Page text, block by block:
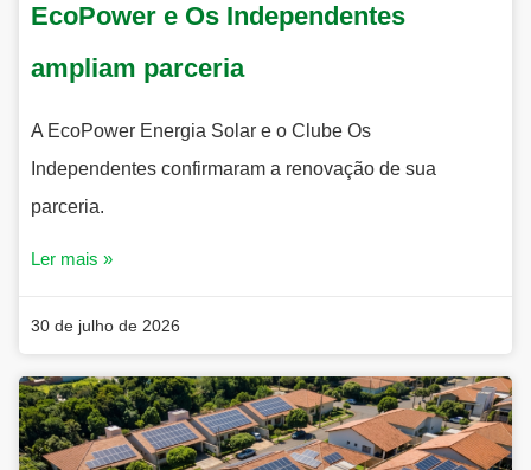
EcoPower e Os Independentes
ampliam parceria
A EcoPower Energia Solar e o Clube Os
Independentes confirmaram a renovação de sua
parceria.
Ler mais »
30 de julho de 2026